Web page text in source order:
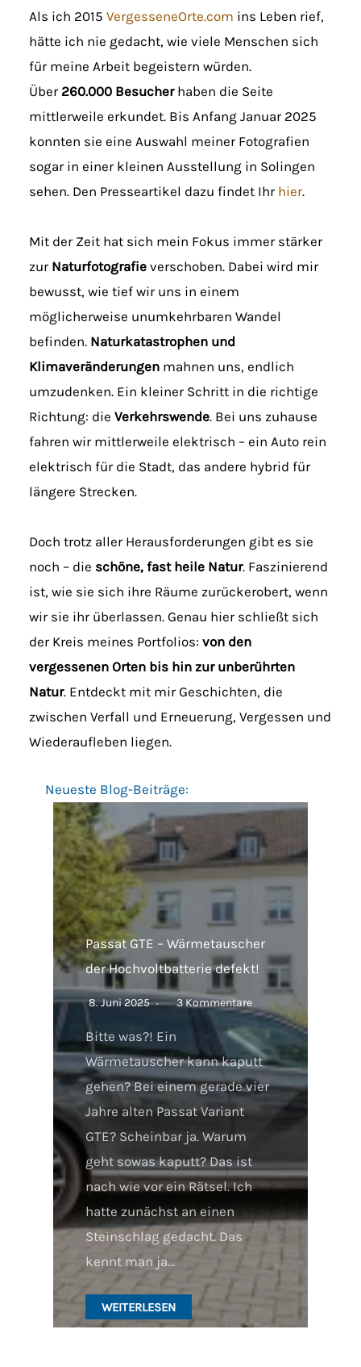
Als ich 2015VergesseneOrte.com ins Leben rief,
hätte ich nie gedacht, wie viele Menschen sich
für meine Arbeit begeistern würden.
Über 260.000 Besucherhaben die Seite
mittlerweile erkundet. Bis Anfang Januar 2025
konnten sie eine Auswahl meiner Fotografien
sogar in einer kleinen Ausstellung in Solingen
sehen. Den Presseartikel dazu findet Ihr hier.
Mit der Zeit hat sich mein Fokus immer stärker
zur Naturfotografie verschoben. Dabei wird mir
bewusst, wie tief wir uns in einem
möglicherweise unumkehrbaren Wandel
befinden. Naturkatastrophen und
Klimaveränderungen mahnen uns, endlich
umzudenken. Ein kleiner Schritt in die richtige
Richtung: dieVerkehrswende. Bei uns zuhause
fahren wir mittlerweile elektrisch – ein Auto rein
elektrisch für die Stadt, das andere hybrid für
längere Strecken.
Doch trotz aller Herausforderungen gibt es sie
noch – die schöne, fast heile Natur. Faszinierend
ist, wie sie sich ihre Räume zurückerobert, wenn
wir sie ihr überlassen. Genau hier schließt sich
der Kreis meines Portfolios:von den
vergessenen Orten bis hin zur unberührten
Natur. Entdeckt mit mir Geschichten, die
zwischen Verfall und Erneuerung, Vergessen und
Wiederaufleben liegen.
Neueste Blog-Beiträge:
Passat GTE – Wärmetauscher
der Hochvoltbatterie defekt!
8. Juni 2025 3 Kommentare
Bitte was?! Ein
Wärmetauscher kann kaputt
gehen? Bei einem gerade vier
Jahre alten Passat Variant
GTE? Scheinbar ja. Warum
geht sowas kaputt? Das ist
nach wie vor ein Rätsel. Ich
hatte zunächst an einen
Steinschlag gedacht. Das
kennt man ja…
WEITERLESEN